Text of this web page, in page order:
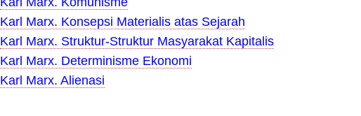
Karl Marx. Konsepsi Materialis atas Sejarah
Karl Marx. Struktur-Struktur Masyarakat Kapitalis
Karl Marx. Determinisme Ekonomi
Karl Marx. Alienasi